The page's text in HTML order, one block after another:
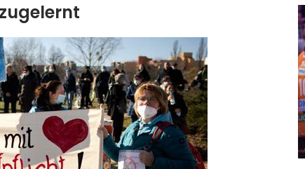
GESUNDHEIT
Mysteriöse Kreatur : Anus-
Alarm! Forscher Staunen Über…
Admin May 8, 2021